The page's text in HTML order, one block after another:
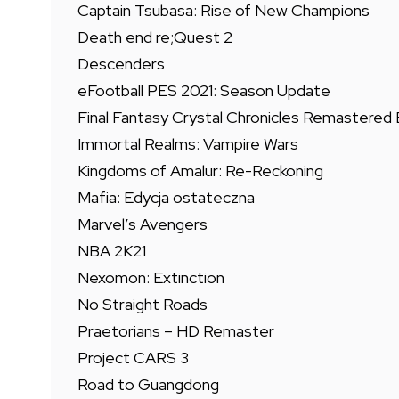
Captain Tsubasa: Rise of New Champions
Death end re;Quest 2
Descenders
eFootball PES 2021: Season Update
Final Fantasy Crystal Chronicles Remastered
Immortal Realms: Vampire Wars
Kingdoms of Amalur: Re-Reckoning
Mafia: Edycja ostateczna
Marvel’s Avengers
NBA 2K21
Nexomon: Extinction
No Straight Roads
Praetorians – HD Remaster
Project CARS 3
Road to Guangdong